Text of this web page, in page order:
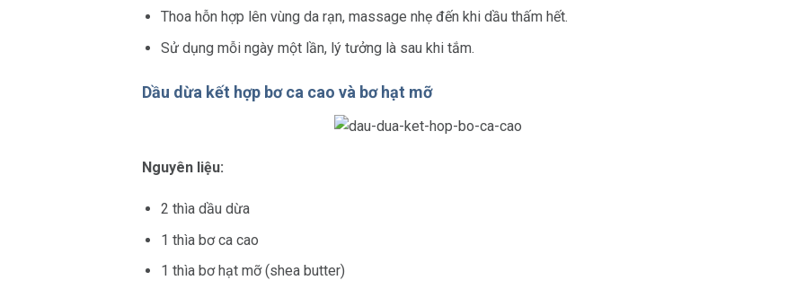
Thoa hỗn hợp lên vùng da rạn, massage nhẹ đến khi dầu thấm hết.
Sử dụng mỗi ngày một lần, lý tưởng là sau khi tắm.
Dầu dừa kết hợp bơ ca cao và bơ hạt mỡ
Nguyên liệu:
2 thìa dầu dừa
1 thìa bơ ca cao
1 thìa bơ hạt mỡ (shea butter)